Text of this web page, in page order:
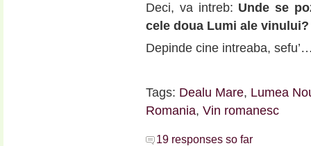
Deci, va intreb: Unde se
cele doua Lumi ale vinului?
Depinde cine intreaba,
Tags: Dealu Mare, Lumea
Romania, Vin romanesc
19 responses so far